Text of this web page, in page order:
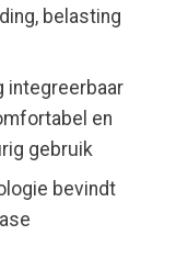
belasting
integreerbaar
en
gebruik
bevindt